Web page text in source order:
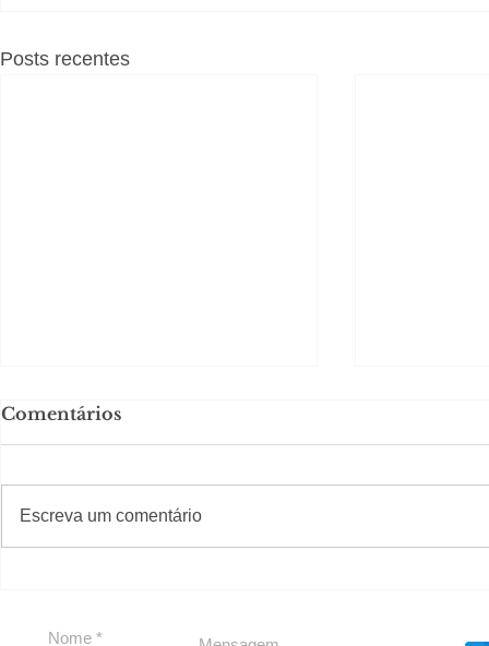
Posts recentes
LIV CONECTA
Comentários
Escreva um comentário
#Sugestões